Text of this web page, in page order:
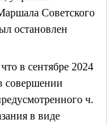
Советского
остановлен
в сентябре 2024
совершении
ч.
в виде